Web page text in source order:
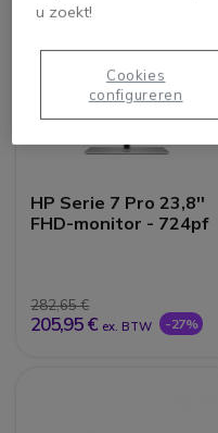
HP Serie 7 Pro 23,8''
FHD-monitor - 724pf
282,65 €
205,95 € ex. BTW -27%
u zoekt!
Cookies
configureren